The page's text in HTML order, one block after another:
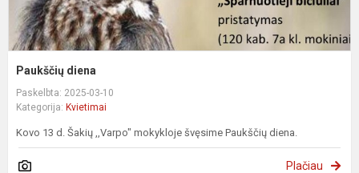
Paukščių diena
Paskelbta: 2025-03-10
Kategorija: Kvietimai
Kovo 13 d. Šakių ,,Varpo" mokykloje švęsime Paukščių diena.
Plačiau